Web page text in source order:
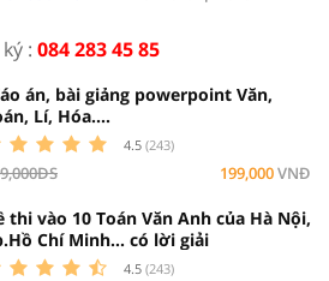
: 084 283 45 85
án, bài giảng powerpoint Văn,
Lí, Hóa....
4.5 (243)
199,000VNĐ
thi vào 10 Toán Văn Anh của Hà Nội,
Chí Minh... có lời giải
4.5 (243)